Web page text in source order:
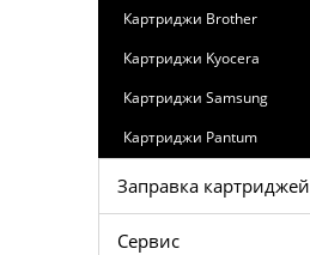
Картриджи Brother
Картриджи Kyocera
Картриджи Samsung
Картриджи Pantum
Заправка картриджей
Сервис